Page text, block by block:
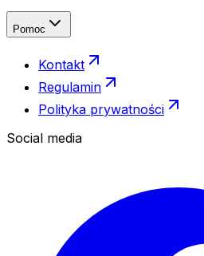
Pomoc
Kontakt
Regulamin
Polityka prywatności
Social media